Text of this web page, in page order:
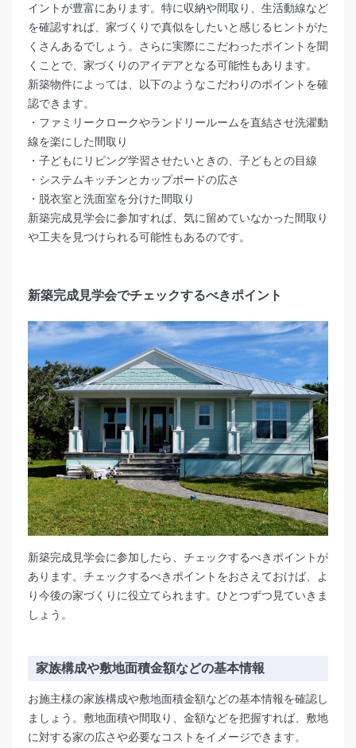
イントが豊富にあります。特に収納や間取り、生活動線など
を確認すれば、家づくりで真似をしたいと感じるヒントがた
くさんあるでしょう。さらに実際にこだわったポイントを聞
くことで、家づくりのアイデアとなる可能性もあります。
新築物件によっては、以下のようなこだわりのポイントを確
認できます。
・ファミリークロークやランドリールームを直結させ洗濯動
線を楽にした間取り
・子どもにリビング学習させたいときの、子どもとの目線
・システムキッチンとカップボードの広さ
・脱衣室と洗面室を分けた間取り
新築完成見学会に参加すれば、気に留めていなかった間取り
や工夫を見つけられる可能性もあるのです。
新築完成見学会でチェックするべきポイント
新築完成見学会に参加したら、チェックするべきポイントが
あります。チェックするべきポイントをおさえておけば、よ
り今後の家づくりに役立てられます。ひとつずつ見ていきま
しょう。
家族構成や敷地面積金額などの基本情報
お施主様の家族構成や敷地面積金額などの基本情報を確認し
ましょう。敷地面積や間取り、金額などを把握すれば、敷地
に対する家の広さや必要なコストをイメージできます。